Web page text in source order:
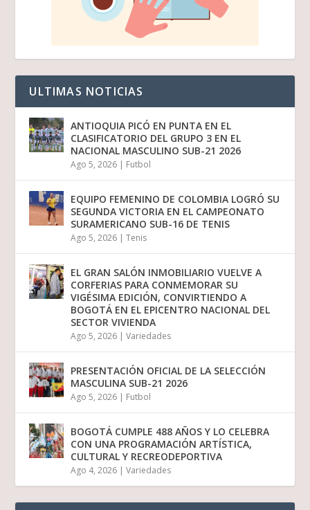
ULTIMAS NOTICIAS
ANTIOQUIA PICÓ EN PUNTA EN EL
CLASIFICATORIO DEL GRUPO 3 EN EL
NACIONAL MASCULINO SUB-21 2026
Ago 5, 2026 | Futbol
EQUIPO FEMENINO DE COLOMBIA LOGRÓ SU
SEGUNDA VICTORIA EN EL CAMPEONATO
SURAMERICANO SUB-16 DE TENIS
Ago 5, 2026 |Tenis
EL GRAN SALÓN INMOBILIARIO VUELVE A
CORFERIAS PARA CONMEMORAR SU
VIGÉSIMA EDICIÓN, CONVIRTIENDO A
BOGOTÁ EN EL EPICENTRO NACIONAL DEL
SECTOR VIVIENDA
Ago 5, 2026 |Variedades
PRESENTACIÓN OFICIAL DE LA SELECCIÓN
MASCULINA SUB-21 2026
Ago 5, 2026 | Futbol
BOGOTÁ CUMPLE 488 AÑOS Y LO CELEBRA
CON UNA PROGRAMACIÓN ARTÍSTICA,
CULTURAL Y RECREODEPORTIVA
Ago 4, 2026 |Variedades